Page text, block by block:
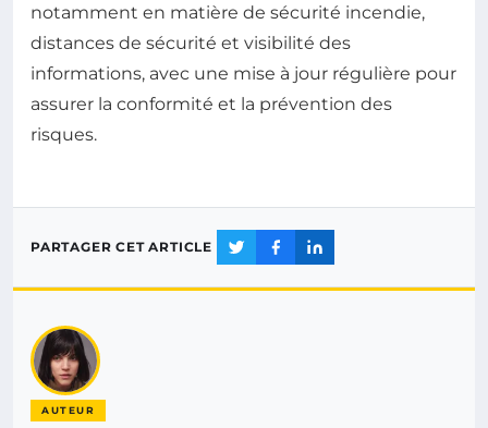
notamment en matière de sécurité incendie,
distances de sécurité et visibilité des
informations, avec une mise à jour régulière pour
assurer la conformité et la prévention des
risques.
PARTAGER CET ARTICLE
AUTEUR